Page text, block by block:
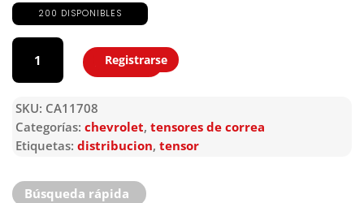
200 DISPONIBLES
CA11708
cantidad
Agregar
Registrarse
SKU: CA11708
Categorías: chevrolet, tensores de correa
Etiquetas: distribucion, tensor
Búsqueda rápida